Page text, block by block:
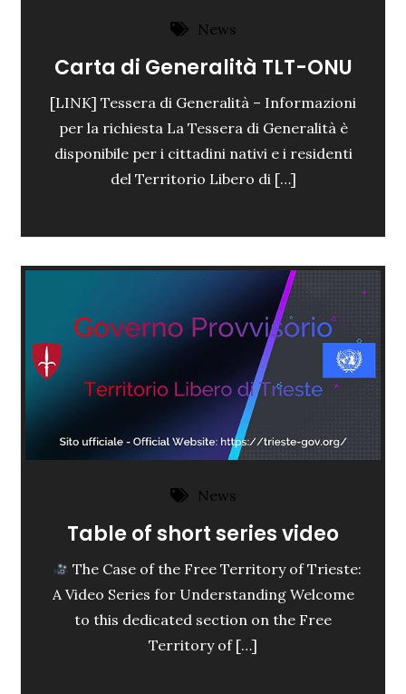
News
Carta di Generalità TLT-ONU
[LINK] Tessera di Generalità – Informazioni
per la richiesta La Tessera di Generalità è
disponibile per i cittadini nativi e i residenti
del Territorio Libero di […]
News
Table of short series video
The Case of the Free Territory of Trieste:
A Video Series for Understanding Welcome
to this dedicated section on the Free
Territory of […]